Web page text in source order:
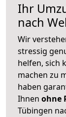
Ihr
nach
Wir
stressig
helfen, sich
machen zu
haben
Ihnen ohne
Tübingen